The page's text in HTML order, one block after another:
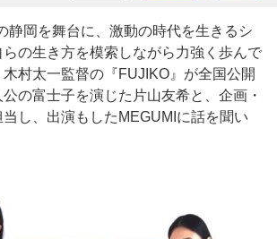
岡を舞台に、激動の時代を生きるシ
の生き方を模索しながら力強く歩んで
村太一監督の『FUJIKO』が全国公開
の富士子を演じた片山友希と、企画・
し、出演もしたMEGUMIに話を聞い